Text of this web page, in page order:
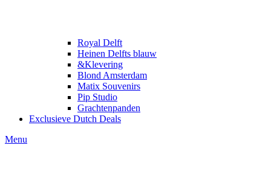
Royal Delft
Heinen Delfts blauw
&Klevering
Blond Amsterdam
Matix Souvenirs
Pip Studio
Grachtenpanden
Exclusieve Dutch Deals
Menu